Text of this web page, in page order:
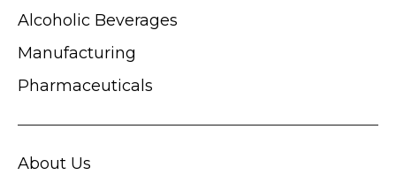
Alcoholic Beverages
Manufacturing
Pharmaceuticals
About Us